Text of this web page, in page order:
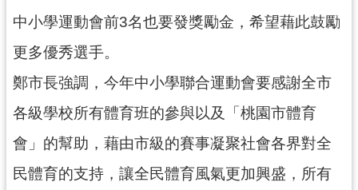
策
政
府
網
站
料
開
中小學運動會前3名也要發獎勵金，希望藉此鼓勵
更多優秀選手。
鄭市長強調，今年中小學聯合運動會要感謝全市
各級學校所有體育班的參與以及「桃園市體育
會」的幫助，藉由市級的賽事凝聚社會各界對全
民體育的支持，讓全民體育風氣更加興盛，所有